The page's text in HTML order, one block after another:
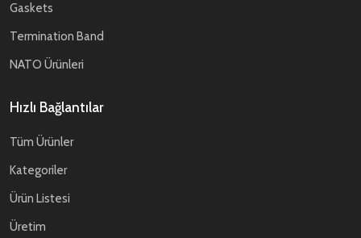
Gaskets
Termination Band
NATO Ürünleri
Hızlı Bağlantılar
Tüm Ürünler
Kategoriler
Ürün Listesi
Üretim